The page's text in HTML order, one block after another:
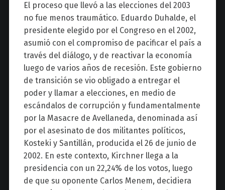
El proceso que llevó a las elecciones del 2003
no fue menos traumático. Eduardo Duhalde, el
presidente elegido por el Congreso en el 2002,
asumió con el compromiso de pacificar el país a
través del diálogo, y de reactivar la economía
luego de varios años de recesión. Este gobierno
de transición se vio obligado a entregar el
poder y llamar a elecciones, en medio de
escándalos de corrupción y fundamentalmente
por la Masacre de Avellaneda, denominada así
por el asesinato de dos militantes políticos,
Kosteki y Santillán, producida el 26 de junio de
2002. En este contexto, Kirchner llega a la
presidencia con un 22,24% de los votos, luego
de que su oponente Carlos Menem, decidiera